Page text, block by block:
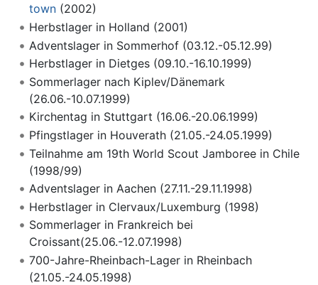
town(2002)
Herbstlager in Holland (2001)
Adventslager in Sommerhof (03.12.-05.12.99)
Herbstlager in Dietges (09.10.-16.10.1999)
Sommerlager nach Kiplev/Dänemark
(26.06.-10.07.1999)
Kirchentag in Stuttgart (16.06.-20.06.1999)
Pfingstlager in Houverath (21.05.-24.05.1999)
Teilnahme am 19th World Scout Jamboree in Chile
(1998/99)
Adventslager in Aachen (27.11.-29.11.1998)
Herbstlager in Clervaux/Luxemburg (1998)
Sommerlager in Frankreich bei
Croissant(25.06.-12.07.1998)
700-Jahre-Rheinbach-Lager in Rheinbach
(21.05.-24.05.1998)